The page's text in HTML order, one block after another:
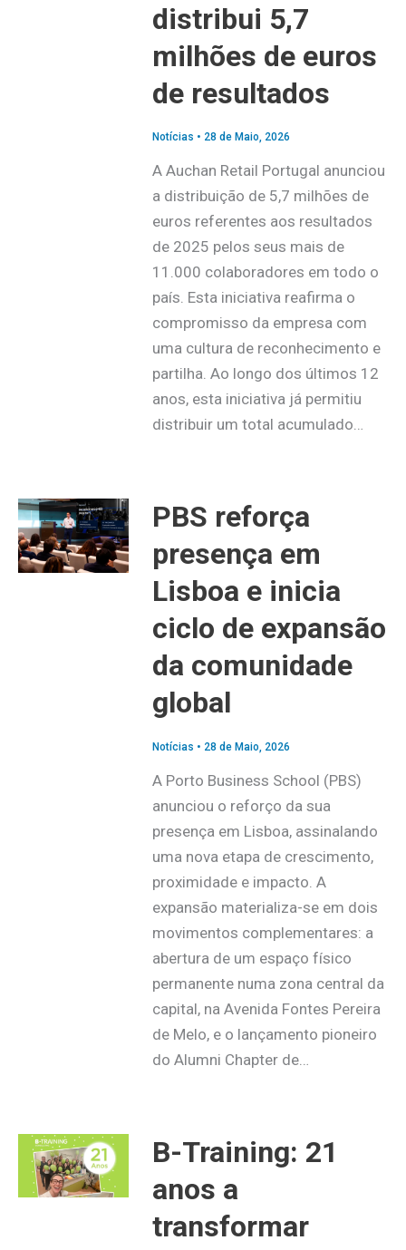
distribui 5,7
milhões de euros
de resultados
Notícias • 28 de Maio, 2026
A Auchan Retail Portugal anunciou
a distribuição de 5,7 milhões de
euros referentes aos resultados
de 2025 pelos seus mais de
11.000 colaboradores em todo o
país. Esta iniciativa reafirma o
compromisso da empresa com
uma cultura de reconhecimento e
partilha. Ao longo dos últimos 12
anos, esta iniciativa já permitiu
distribuir um total acumulado…
PBS reforça
presença em
Lisboa e inicia
ciclo de expansão
da comunidade
global
Notícias • 28 de Maio, 2026
A Porto Business School (PBS)
anunciou o reforço da sua
presença em Lisboa, assinalando
uma nova etapa de crescimento,
proximidade e impacto. A
expansão materializa-se em dois
movimentos complementares: a
abertura de um espaço físico
permanente numa zona central da
capital, na Avenida Fontes Pereira
de Melo, e o lançamento pioneiro
do Alumni Chapter de…
B-Training: 21
anos a
transformar